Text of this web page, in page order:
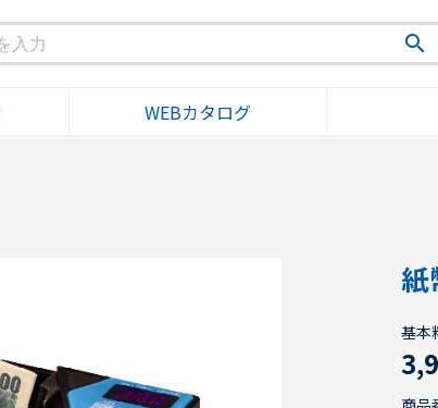
search
WEBカタログ
紙
基本